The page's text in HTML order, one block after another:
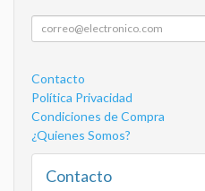
Contacto
Política Privacidad
Condiciones de Compra
¿Quienes Somos?
Contacto